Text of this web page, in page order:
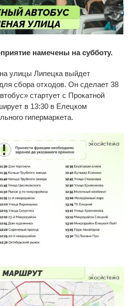
намечены на субботу.
улицы Липецка выйдет
сбора отходов. Он сделает 38
стартует с Прокатной
в 13:30 в Елецком
гипермаркета.